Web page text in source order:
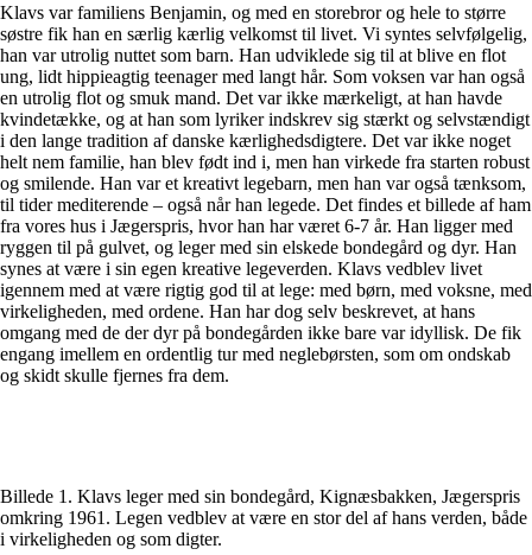
Klavs var familiens Benjamin, og med en storebror og hele to større
søstre fik han en særlig kærlig velkomst til livet. Vi syntes selvfølgelig,
han var utrolig nuttet som barn. Han udviklede sig til at blive en flot
ung, lidt hippieagtig teenager med langt hår. Som voksen var han også
en utrolig flot og smuk mand. Det var ikke mærkeligt, at han havde
kvindetække, og at han som lyriker indskrev sig stærkt og selvstændigt
i den lange tradition af danske kærlighedsdigtere. Det var ikke noget
helt nem familie, han blev født ind i, men han virkede fra starten robust
og smilende. Han var et kreativt legebarn, men han var også tænksom,
til tider mediterende – også når han legede. Det findes et billede af ham
fra vores hus i Jægerspris, hvor han har været 6-7 år. Han ligger med
ryggen til på gulvet, og leger med sin elskede bondegård og dyr. Han
synes at være i sin egen kreative legeverden. Klavs vedblev livet
igennem med at være rigtig god til at lege: med børn, med voksne, med
virkeligheden, med ordene. Han har dog selv beskrevet, at hans
omgang med de der dyr på bondegården ikke bare var idyllisk. De fik
engang imellem en ordentlig tur med neglebørsten, som om ondskab
og skidt skulle fjernes fra dem.
Billede 1. Klavs leger med sin bondegård, Kignæsbakken, Jægerspris
omkring 1961. Legen vedblev at være en stor del af hans verden, både
i virkeligheden og som digter.